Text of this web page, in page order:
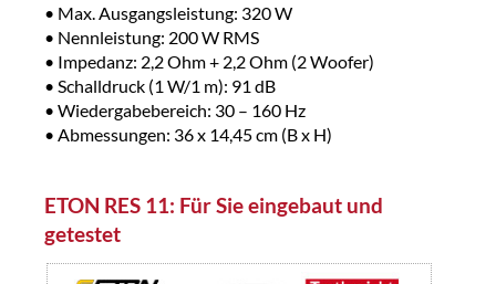
• Max. Ausgangsleistung: 320 W
• Nennleistung: 200 W RMS
• Impedanz: 2,2 Ohm + 2,2 Ohm (2 Woofer)
• Schalldruck (1 W/1 m): 91 dB
• Wiedergabebereich: 30 – 160 Hz
• Abmessungen: 36 x 14,45 cm (B x H)
ETON RES 11: Für Sie eingebaut und
getestet